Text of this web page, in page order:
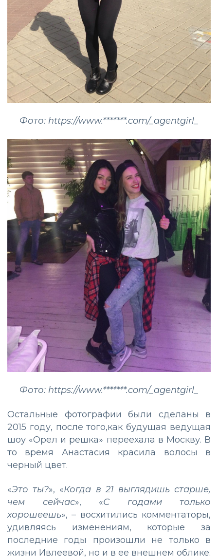
Фото: https://www.*******.com/_agentgirl_
Фото: https://www.*******.com/_agentgirl_
Остальные фотографии были сделаны в
2015 году, после того,как будущая ведущая
шоу «Орел и решка» переехала в Москву. В
то время Анастасия красила волосы в
черный цвет.
«Это ты?», «Когда в 21 выглядишь старше,
чем сейчас», «С годами только
хорошеешь», – восхитились комментаторы,
удивляясь изменениям, которые за
последние годы произошли не только в
жизни Ивлеевой, но и в ее внешнем облике.